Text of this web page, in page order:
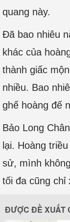
quang này.
Đã bao nhiêu
khác của
thành giấc
nhiều. Bao
ghế hoàng đế
Bảo Long
lại. Hoàng
sử, mình
tối đa cũng chỉ
ĐƯỢC ĐỀ XUẤT